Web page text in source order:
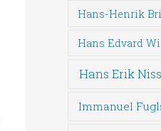
Hans-Henrik
Hans Edvard
Hans Erik
Immanuel